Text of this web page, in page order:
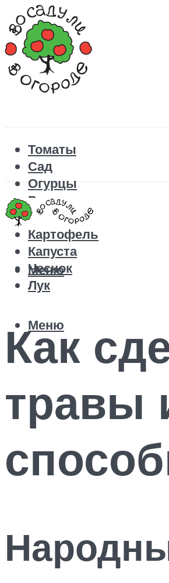
Томаты
Сад
Огурцы
Рецепты
Перец
Картофель
Капуста
Чеснок
Лук
Меню
Меню
Как
травы